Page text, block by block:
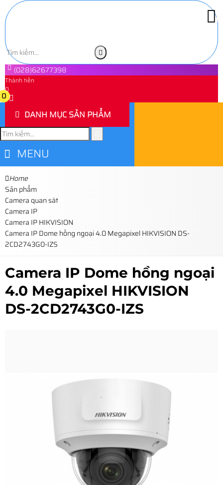
(028)62677398
Thành tiền
0
0
DANH MỤC SẢN PHẨM
MENU
Home
Sản phẩm
Camera quan sát
Camera IP
Camera IP HIKVISION
Camera IP Dome hồng ngoại 4.0 Megapixel HIKVISION DS-
2CD2743G0-IZS
Camera IP Dome hồng ngoại
4.0 Megapixel HIKVISION
DS-2CD2743G0-IZS